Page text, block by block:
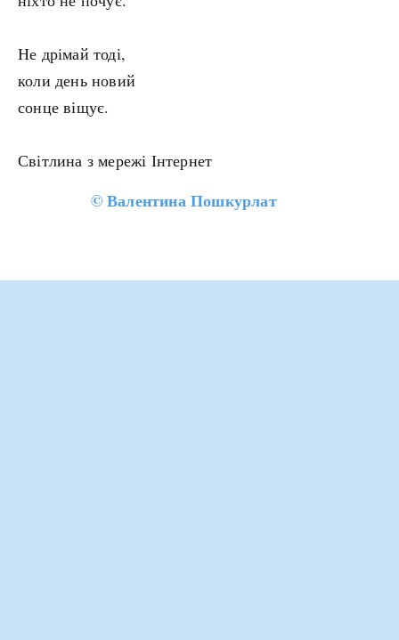
Не дрімай тоді,
коли день новий
сонце віщує.
Світлина з мережі Інтернет
©Валентина Пошкурлат